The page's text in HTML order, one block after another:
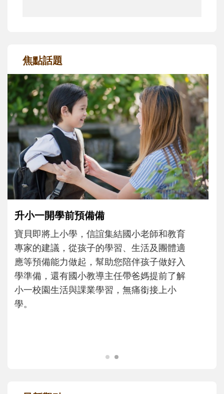
焦點話題
和孩子一起長大的那個男人│讀懂父親的
不同模樣
沒有人天生就擅長當爸爸！男人總是在一次
次「前所未有」的體驗中，跟著孩子一起長
大。從給予安全感的肢體遊戲，到獨立自
主、角色認同及解決問題的能力養成。爸爸
正嘗試用不同的模樣，參與孩子每個重要的